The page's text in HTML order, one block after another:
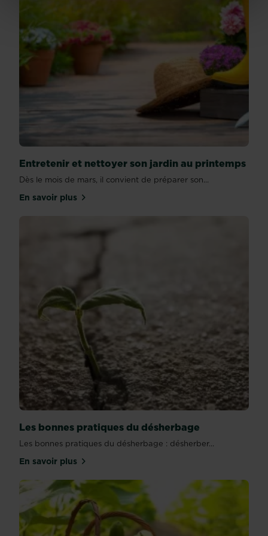
Entretenir et nettoyer son jardin au printemps
Dès le mois de mars, il convient de préparer son...
En savoir plussur Entretenir et nettoyer son jardin au printemps
Les bonnes pratiques du désherbage
Les bonnes pratiques du désherbage : désherber...
En savoir plussur Les bonnes pratiques du désherbage